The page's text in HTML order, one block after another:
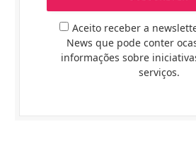
Aceito receber a
News que pode conter
informações sobre
serviços.